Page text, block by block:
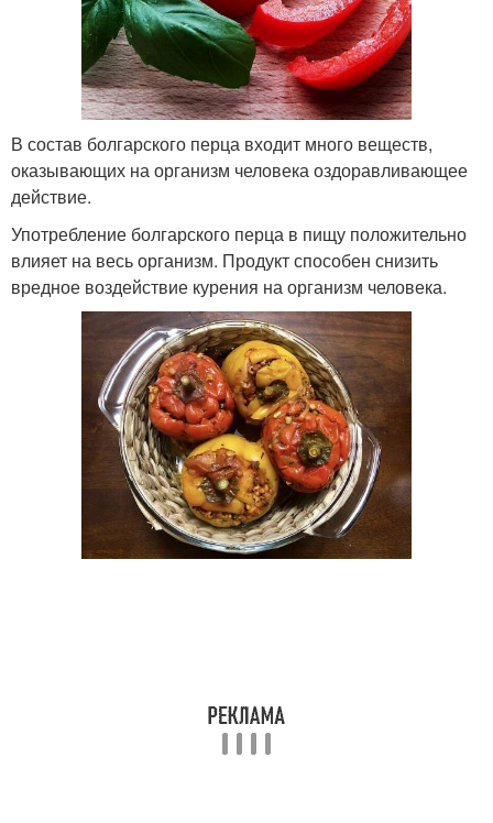
В состав болгарского перца входит много веществ,
оказывающих на организм человека оздоравливающее
действие.
Употребление болгарского перца в пищу положительно
влияет на весь организм. Продукт способен снизить
вредное воздействие курения на организм человека.